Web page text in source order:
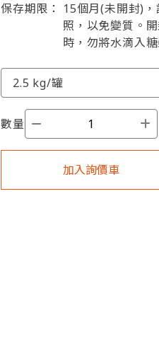
保存期限：
15個月(未開封)
照，以免變質。
時，勿將水滴入糖
數量
加入詢價車